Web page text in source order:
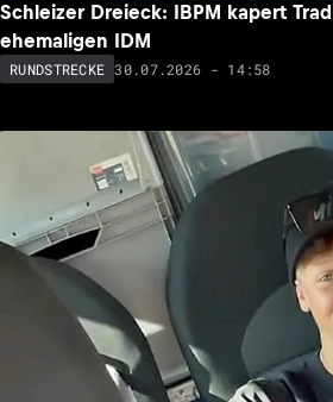
Schleizer Dreieck: IBPM kapert
ehemaligen IDM
RUNDSTRECKE 30.07.2026 - 14:58